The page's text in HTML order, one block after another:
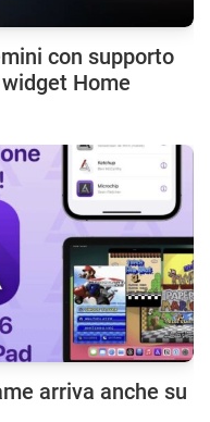
con supporto
Home
arriva anche su